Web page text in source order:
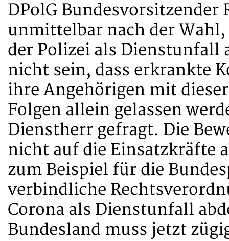
DPolG Bundesvorsitzender
unmittelbar nach der
der Polizei als Dienstunfall
nicht sein, dass erkrankte
ihre Angehörigen mit
Folgen allein gelassen
Dienstherr gefragt. Die
nicht auf die Einsatzkräfte
zum Beispiel für die
verbindliche
Corona als Dienstunfall
Bundesland muss jetzt